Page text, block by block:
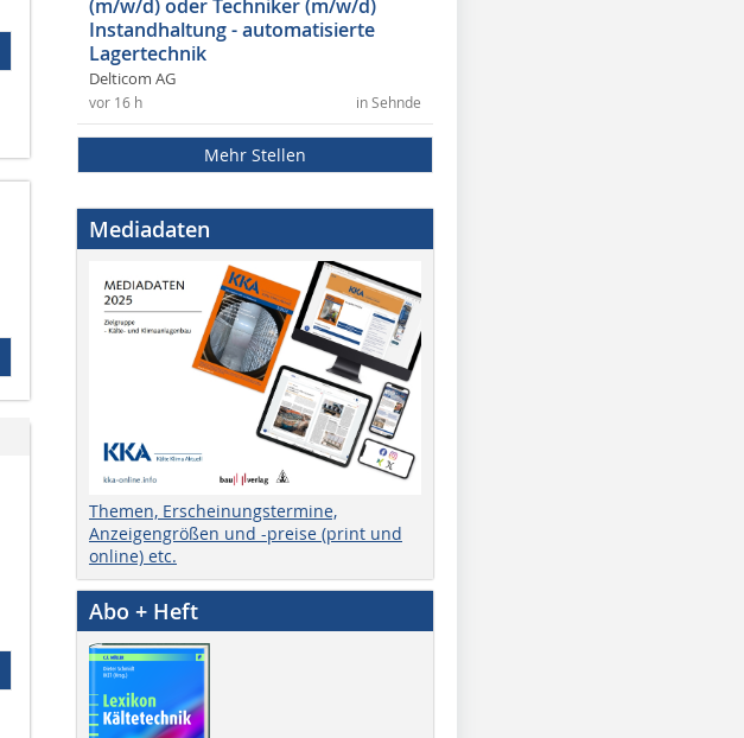
(m/w/d) oder Techniker (m/w/d)
Instandhaltung - automatisierte
Lagertechnik
Delticom AG
in Sehnde
vor 16 h
Mehr Stellen
Mediadaten
Themen, Erscheinungstermine,
Anzeigengrößen und -preise (print und
online) etc.
Abo + Heft